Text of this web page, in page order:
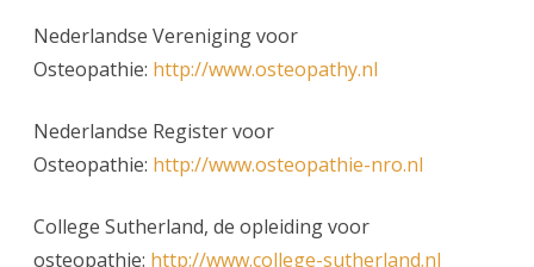
Nederlandse Vereniging voor
Osteopathie: http://www.osteopathy.nl
Nederlandse Register voor
Osteopathie: http://www.osteopathie-nro.nl
College Sutherland, de opleiding voor
osteopathie: http://www.college-sutherland.nl